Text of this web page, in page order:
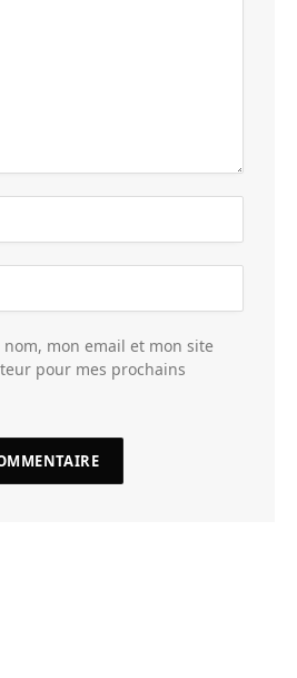
mon email et mon site
pour mes prochains